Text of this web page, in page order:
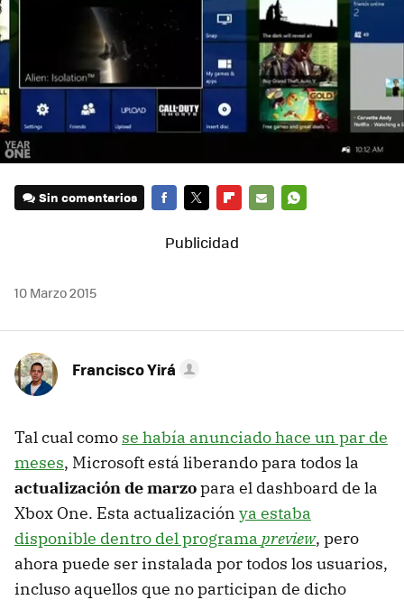
Sin comentarios
10 Marzo 2015
Francisco Yirá
Tal cual como se había anunciado hace un par de
meses, Microsoft está liberando para todos la
actualización de marzopara el dashboard de la
Xbox One. Esta actualización ya estaba
disponible dentro del programa preview, pero
ahora puede ser instalada por todos los usuarios,
incluso aquellos que no participan de dicho